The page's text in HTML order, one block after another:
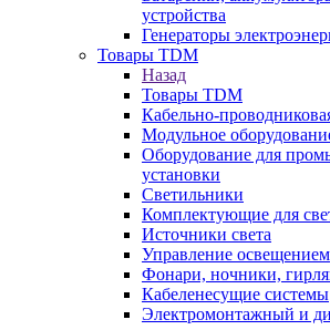
устройства
Генераторы
Товары TDM
Назад
Товары TDM
Кабельно-
Модульное
Оборудование для
установки
Светильники
Комплектующие для
Источники света
Управление освещением
Фонари, ночники,
Кабеленесущие системы
Электромонтажный и